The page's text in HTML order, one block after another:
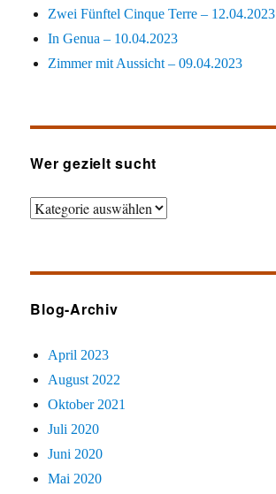
Zwei Fünftel Cinque Terre – 12.04.2023
In Genua – 10.04.2023
Zimmer mit Aussicht – 09.04.2023
Wer gezielt sucht
Wer
Blog-Archiv
April 2023
August 2022
Oktober 2021
Juli 2020
Juni 2020
Mai 2020